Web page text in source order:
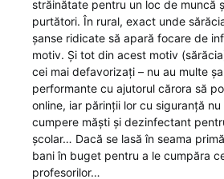
străinătate pentru un loc de muncă
purtători. În rural, exact unde
șanse ridicate să apară focare de
motiv. Și tot din acest motiv
cei mai defavorizați – nu au multe
performante cu ajutorul cărora să
online, iar părinții lor cu siguranță
cumpere măști și dezinfectant
școlar… Dacă se lasă în seama
bani în buget pentru a le cumpăra
profesorilor…